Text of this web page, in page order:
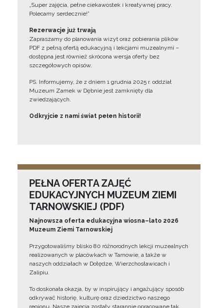
„Super zajęcia, pełne ciekawostek i kreatywnej pracy.
Polecamy serdecznie!”
Rezerwacje już trwają
Zapraszamy do planowania wizyt oraz pobierania plików
PDF z pełną ofertą edukacyjną i lekcjami muzealnymi –
dostępna jest również skrócona wersja oferty bez
szczegółowych opisów.
PS. Informujemy, że z dniem 1 grudnia 2025 r. oddział
Muzeum Zamek w Dębnie jest zamknięty dla
zwiedzających.
Odkryjcie z nami świat pełen historii!
PEŁNA OFERTA ZAJĘĆ
EDUKACYJNYCH MUZEUM ZIEMI
TARNOWSKIEJ (PDF)
Najnowsza oferta edukacyjna wiosna–lato 2026
Muzeum Ziemi Tarnowskiej
Przygotowaliśmy blisko 80 różnorodnych lekcji muzealnych
realizowanych w placówkach w Tarnowie, a także w
naszych oddziałach w Dołędze, Wierzchosławicach i
Zalipiu.
To doskonała okazja, by w inspirujący i angażujący sposób
odkrywać historię, kulturę oraz dziedzictwo naszego
regionu. Nasze zajęcia zostały starannie opracowane tak,